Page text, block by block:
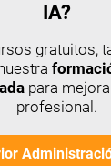
IA?
gratuitos,
para
profesional.